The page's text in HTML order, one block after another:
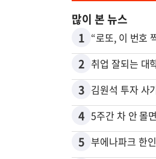
많이 본 뉴스
1
2 취업 잘되는 대
3 김원석 투자 사
4 5주간 차 안 몰
5